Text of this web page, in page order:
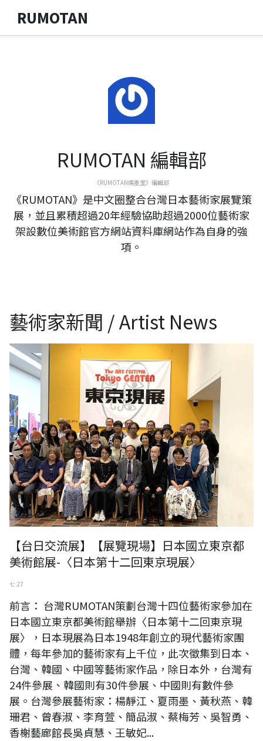
RUMOTAN
RUMOTAN 編輯部
《RUMOTAN儒墨堂》編輯部
《RUMOTAN》是中文圈整合台灣日本藝術家展覽策
展，並且累積超過20年經驗協助超過2000位藝術家
架設數位美術館官方網站資料庫網站作為自身的強
項。
藝術家新聞 / Artist News
影像來源：日本東京都美術館
【台日交流展】【展覽現場】日本國立東京都
美術館展-〈日本第十二回東京現展〉
七 27
前言： 台灣RUMOTAN策劃台灣十四位藝術家參加在
日本國立東京都美術館舉辦〈日本第十二回東京現
展〉，日本現展為日本1948年創立的現代藝術家團
體，每年參加的藝術家有上千位，此次徵集到日本、
台灣、韓國、中國等藝術家作品，除日本外，台灣有
24件參展、韓國則有30件參展、中國則有數件參
展。台灣參展藝術家：楊靜江、夏雨墨、黃秋燕、韓
珊君、曾春淑、李育萱、簡品淑、蔡梅芳、吳智勇、
香榭藝廊館長吳貞慧、王敏妃...